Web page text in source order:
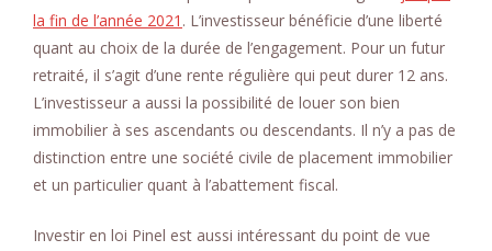
la fin de l’année 2021 . L’investisseur bénéficie d’une liberté
quant au choix de la durée de l’engagement. Pour un futur
retraité, il s’agit d’une rente régulière qui peut durer 12 ans.
L’investisseur a aussi la possibilité de louer son bien
immobilier à ses ascendants ou descendants. Il n’y a pas de
distinction entre une société civile de placement immobilier
et un particulier quant à l’abattement fiscal.
Investir en loi Pinel est aussi intéressant du point de vue